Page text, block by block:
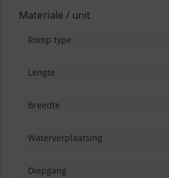
Materiale / unit
Romp type
Lengte
Breedte
Waterverplaatsing
Diepgang